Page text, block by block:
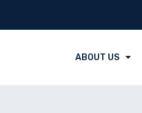
ABOUT US